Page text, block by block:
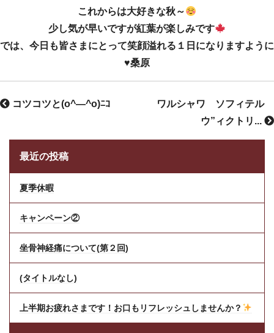
これからは大好きな秋～
少し気が早いですが紅葉が楽しみです
では、今日も皆さまにとって笑顔溢れる１日になりますように
♥️桑原
ワルシャワ ソフィテル
ウ”ィクトリ...
コツコツと(o^―^o)ﾆｺ
最近の投稿
夏季休暇
キャンペーン②
坐骨神経痛について(第２回)
(タイトルなし)
上半期お疲れさまです！お口もリフレッシュしませんか？